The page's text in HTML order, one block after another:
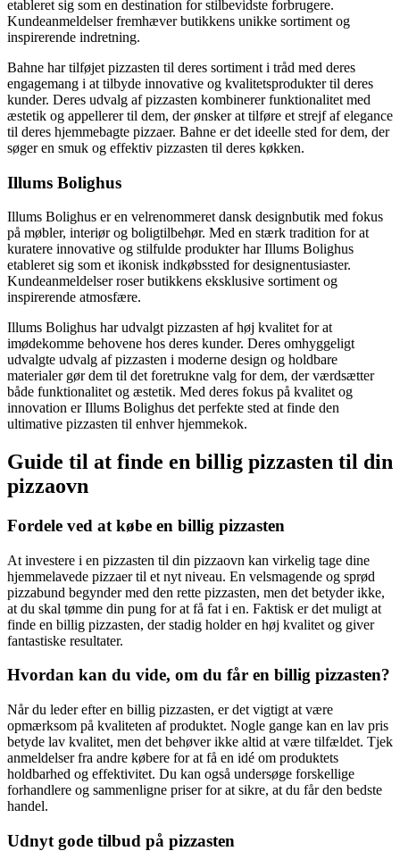
etableret sig som en destination for stilbevidste forbrugere.
Kundeanmeldelser fremhæver butikkens unikke sortiment og
inspirerende indretning.
Bahne har tilføjet pizzasten til deres sortiment i tråd med deres
engagemang i at tilbyde innovative og kvalitetsprodukter til deres
kunder. Deres udvalg af pizzasten kombinerer funktionalitet med
æstetik og appellerer til dem, der ønsker at tilføre et strejf af elegance
til deres hjemmebagte pizzaer. Bahne er det ideelle sted for dem, der
søger en smuk og effektiv pizzasten til deres køkken.
Illums Bolighus
Illums Bolighus er en velrenommeret dansk designbutik med fokus
på møbler, interiør og boligtilbehør. Med en stærk tradition for at
kuratere innovative og stilfulde produkter har Illums Bolighus
etableret sig som et ikonisk indkøbssted for designentusiaster.
Kundeanmeldelser roser butikkens eksklusive sortiment og
inspirerende atmosfære.
Illums Bolighus har udvalgt pizzasten af høj kvalitet for at
imødekomme behovene hos deres kunder. Deres omhyggeligt
udvalgte udvalg af pizzasten i moderne design og holdbare
materialer gør dem til det foretrukne valg for dem, der værdsætter
både funktionalitet og æstetik. Med deres fokus på kvalitet og
innovation er Illums Bolighus det perfekte sted at finde den
ultimative pizzasten til enhver hjemmekok.
Guide til at finde en billig pizzasten til din
pizzaovn
Fordele ved at købe en billig pizzasten
At investere i en pizzasten til din pizzaovn kan virkelig tage dine
hjemmelavede pizzaer til et nyt niveau. En velsmagende og sprød
pizzabund begynder med den rette pizzasten, men det betyder ikke,
at du skal tømme din pung for at få fat i en. Faktisk er det muligt at
finde en billig pizzasten, der stadig holder en høj kvalitet og giver
fantastiske resultater.
Hvordan kan du vide, om du får en billig pizzasten?
Når du leder efter en billig pizzasten, er det vigtigt at være
opmærksom på kvaliteten af produktet. Nogle gange kan en lav pris
betyde lav kvalitet, men det behøver ikke altid at være tilfældet. Tjek
anmeldelser fra andre købere for at få en idé om produktets
holdbarhed og effektivitet. Du kan også undersøge forskellige
forhandlere og sammenligne priser for at sikre, at du får den bedste
handel.
Udnyt gode tilbud på pizzasten